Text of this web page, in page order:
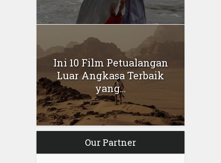
Ini 10 Film Petualangan
Luar Angkasa Terbaik
yang...
Our Partner